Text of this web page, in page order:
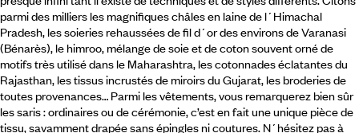
parmi des milliers les magnifiques châles en laine de l´Himachal
Pradesh, les soieries rehaussées de fil d´or des environs de Varanasi
(Bénarès), le himroo, mélange de soie et de coton souvent orné de
motifs très utilisé dans le Maharashtra, les cotonnades éclatantes du
Rajasthan, les tissus incrustés de miroirs du Gujarat, les broderies de
toutes provenances… Parmi les vêtements, vous remarquerez bien sûr
les saris : ordinaires ou de cérémonie, c’est en fait une unique pièce de
tissu, savamment drapée sans épingles ni coutures. N´hésitez pas à